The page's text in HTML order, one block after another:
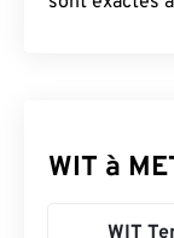
WIT à
WIT